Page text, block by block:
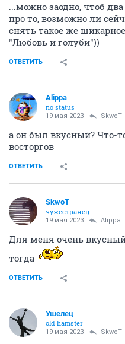
...можно заодно, чтоб
про то, возможно ли
снять такое же
"Любовь и голуби"))
ОТВЕТИТЬ
Alippa
no status
19 мая 2023 SkwоT
а он был вкусный? Что-
восторгов
ОТВЕТИТЬ
SkwоT
чужестранец
19 мая 2023 Alippa
Для меня очень
тогда
ОТВЕТИТЬ
Ушелец
old hamster
19 мая 2023 SkwоT